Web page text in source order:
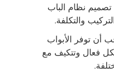
نظام الباب
والتكلفة.
أن توفر الأبواب
فعال وتتكيف مع